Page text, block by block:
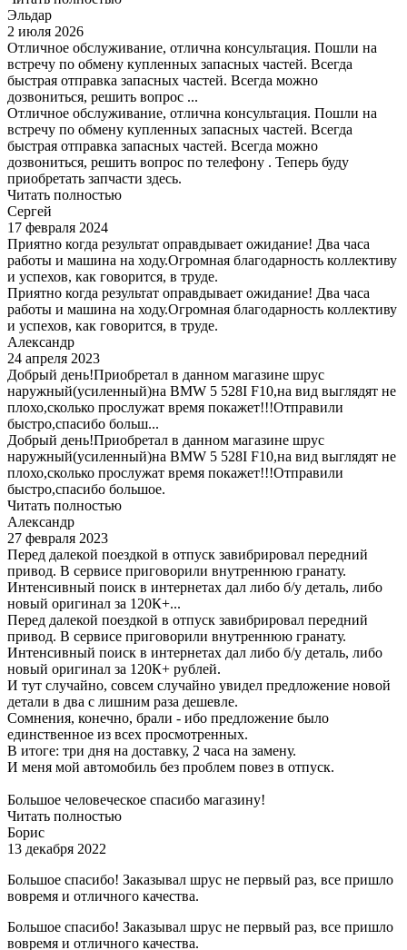
Эльдар
2 июля 2026
Отличное обслуживание, отлична консультация. Пошли на
встречу по обмену купленных запасных частей. Всегда
быстрая отправка запасных частей. Всегда можно
дозвониться, решить вопрос ...
Отличное обслуживание, отлична консультация. Пошли на
встречу по обмену купленных запасных частей. Всегда
быстрая отправка запасных частей. Всегда можно
дозвониться, решить вопрос по телефону . Теперь буду
приобретать запчасти здесь.
Читать полностью
Сергей
17 февраля 2024
Приятно когда результат оправдывает ожидание! Два часа
работы и машина на ходу.Огромная благодарность коллективу
и успехов, как говорится, в труде.
Приятно когда результат оправдывает ожидание! Два часа
работы и машина на ходу.Огромная благодарность коллективу
и успехов, как говорится, в труде.
Александр
24 апреля 2023
Добрый день!Приобретал в данном магазине шрус
наружный(усиленный)на BMW 5 528I F10,на вид выглядят не
плохо,сколько прослужат время покажет!!!Отправили
быстро,спасибо больш...
Добрый день!Приобретал в данном магазине шрус
наружный(усиленный)на BMW 5 528I F10,на вид выглядят не
плохо,сколько прослужат время покажет!!!Отправили
быстро,спасибо большое.
Читать полностью
Александр
27 февраля 2023
Перед далекой поездкой в отпуск завибрировал передний
привод. В сервисе приговорили внутреннюю гранату.
Интенсивный поиск в интернетах дал либо б/у деталь, либо
новый оригинал за 120К+...
Перед далекой поездкой в отпуск завибрировал передний
привод. В сервисе приговорили внутреннюю гранату.
Интенсивный поиск в интернетах дал либо б/у деталь, либо
новый оригинал за 120К+ рублей.
И тут случайно, совсем случайно увидел предложение новой
детали в два с лишним раза дешевле.
Сомнения, конечно, брали - ибо предложение было
единственное из всех просмотренных.
В итоге: три дня на доставку, 2 часа на замену.
И меня мой автомобиль без проблем повез в отпуск.
Большое человеческое спасибо магазину!
Читать полностью
Борис
13 декабря 2022
Большое спасибо! Заказывал шрус не первый раз, все пришло
вовремя и отличного качества.
Большое спасибо! Заказывал шрус не первый раз, все пришло
вовремя и отличного качества.